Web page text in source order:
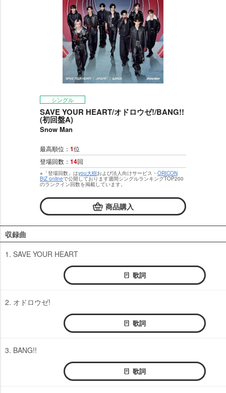
シングル
SAVE YOUR HEART/オドロウゼ!/BANG!!
(初回盤A)
Snow Man
最高順位： 1位
登場回数： 14回
※「登場回数」はyou大樹および法人向けサービス・ ORICON
BiZ onlineで公開しております週間シングルランキングTOP200
のランクイン回数を掲載しています。
商品購入
収録曲
1. SAVE YOUR HEART
歌詞
2. オドロウゼ!
歌詞
3. BANG!!
歌詞